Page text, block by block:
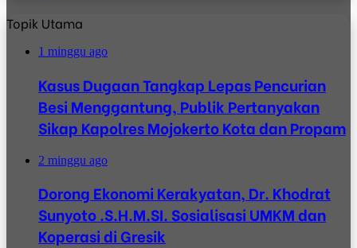
Topik Utama
1 minggu ago
Kasus Dugaan Tangkap Lepas Pencurian
Besi Menggantung, Publik Pertanyakan
Sikap Kapolres Mojokerto Kota dan Propam
2 minggu ago
Dorong Ekonomi Kerakyatan, Dr. Khodrat
Sunyoto .S.H.M.SI. Sosialisasi UMKM dan
Koperasi di Gresik